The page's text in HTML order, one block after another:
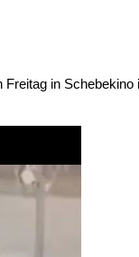
in Schebekino